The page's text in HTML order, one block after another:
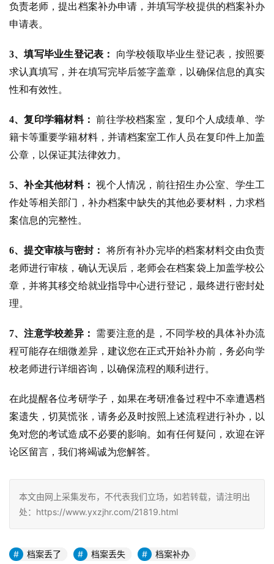
负责老师，提出档案补办申请，并填写学校提供的档案补办
申请表。
3、填写毕业生登记表：
向学校领取毕业生登记表，按照要
求认真填写，并在填写完毕后签字盖章，以确保信息的真实
性和有效性。
4、复印学籍材料： 前往学校档案室，复印个人成绩单、学
籍卡等重要学籍材料，并请档案室工作人员在复印件上加盖
公章，以保证其法律效力。
5、补全其他材料： 视个人情况，前往招生办公室、学生工
作处等相关部门，补办档案中缺失的其他必要材料，力求档
案信息的完整性。
6、提交审核与密封：
将所有补办完毕的档案材料交由负责
老师进行审核，确认无误后，老师会在档案袋上加盖学校公
章，并将其移交给就业指导中心进行登记，最终进行密封处
理。
7、注意学校差异：
需要注意的是，不同学校的具体补办流
程可能存在细微差异，建议您在正式开始补办前，务必向学
校老师进行详细咨询，以确保流程的顺利进行。
在此提醒各位考研学子，如果在考研准备过程中不幸遭遇档
案遗失，切莫慌张，请务必及时按照上述流程进行补办，以
免对您的考试造成不必要的影响。如有任何疑问，欢迎在评
论区留言，我们将竭诚为您解答。
本文由网上采集发布，不代表我们立场，如若转载，请注明出
处：https://www.yxzjhr.com/21819.html
档案丢了 档案丢失 档案补办